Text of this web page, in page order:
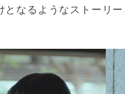
となるようなストーリー